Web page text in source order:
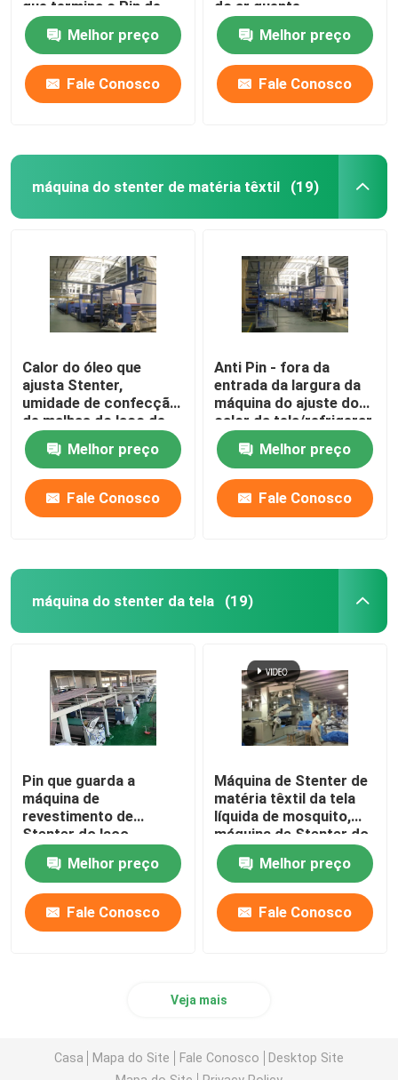
que termina o Pin de
Stenter/grampo
combinadosMelhor preço
Fale Conosco
do ar quente
personalizada
Melhor preço
Fale Conosco
máquina do stenter de matéria têxtil (19)
Calor do óleo que
ajusta Stenter,
umidade de confecção
de malhas do laço de
matéria têxtil das
máquinas de
revestimento
controlada
Melhor preço
Fale Conosco
Anti Pin - fora da
entrada da largura da
máquina do ajuste do
calor da tela/refrigerar
de ar abertos feitos
malha Melhor preço
Fale Conosco
máquina do stenter da tela (19)
Pin que guarda a
máquina de
revestimento de
Stenter do laço,
máquina feita malha do
ajuste do calor da tela
Melhor preço
Fale Conosco
Máquina de Stenter de
matéria têxtil da tela
líquida de mosquito,
máquina de Stenter do
ar quente de baixa
tensãoMelhor preço
Fale Conosco
Veja mais
Casa Mapa do Site Fale Conosco
Desktop Site